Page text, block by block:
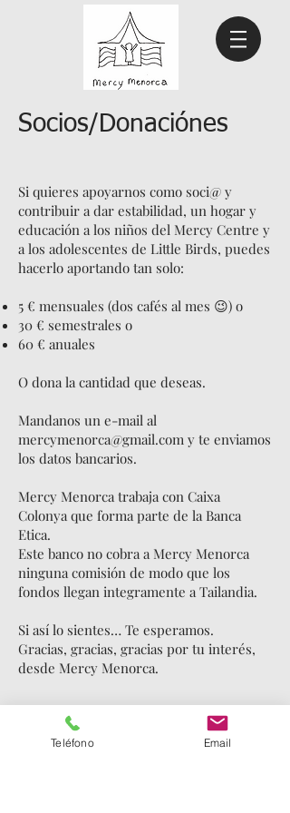
Socios/Donaciónes
Si quieres apoyarnos como soci@ y
contribuir a dar estabilidad, un hogar y
educación a los niños del Mercy Centre y
a los adolescentes de Little Birds, puedes
hacerlo aportando tan solo:
5 € mensuales (dos cafés al mes 😉) o
30 € semestrales o
60 € anuales
O dona la cantidad que deseas.
Mandanos un e-mail al
mercymenorca@gmail.com y te enviamos
los datos bancarios.
Mercy Menorca trabaja con Caixa
Colonya que forma parte de la Banca
Etica.
Este banco no cobra a Mercy Menorca
ninguna comisión de modo que los
fondos llegan integramente a Tailandia.
Si así lo sientes… Te esperamos.
Gracias, gracias, gracias por tu interés,
desde Mercy Menorca.
Teléfono Email